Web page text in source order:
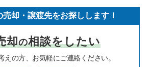
件の案件一覧
件の案件一覧
の居抜き売却物件の案件一覧
居抜き売却物件の案件一覧
き売却物件の案件一覧
抜き売却物件の案件一覧
抜き売却物件の案件一覧
き売却物件の案件一覧
抜き売却物件の案件一覧
料理の居抜き売却物件の案件一覧
抜き売却物件の案件一覧
どんの居抜き売却物件の案件一覧
抜き売却物件の案件一覧
き売却物件の案件一覧
居抜き売却物件の案件一覧
売却・譲渡先をお探しします！
却の相談をしたい
えの方、お気軽にご連絡ください。